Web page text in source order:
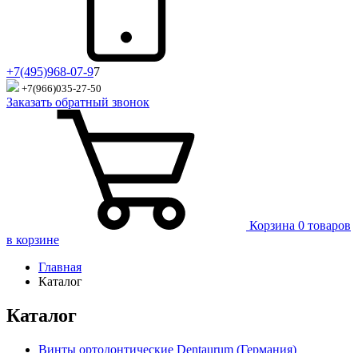
+7(495)968-07-97
+7(966)035-27-50
Заказать обратный звонок
Корзина 0 товаров
в корзине
Главная
Каталог
Каталог
Винты ортодонтические Dentaurum (Германия)